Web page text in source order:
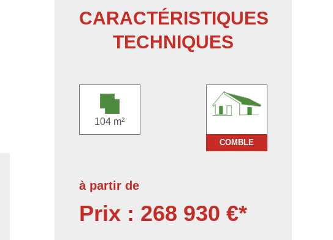
CARACTÉRISTIQUES
TECHNIQUES
104 m²
COMBLE
à partir de
Prix : 268 930 €*